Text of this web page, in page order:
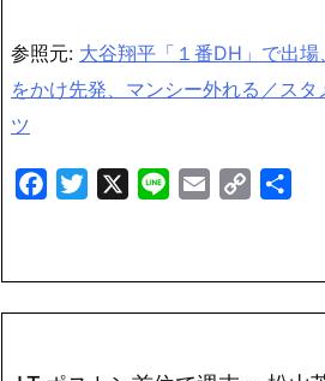
参照元: 大谷翔平「１番DH」で出
をかけ先発、マンシー外れる／ス
ツ
FacebookTwitter Line Email
Copy